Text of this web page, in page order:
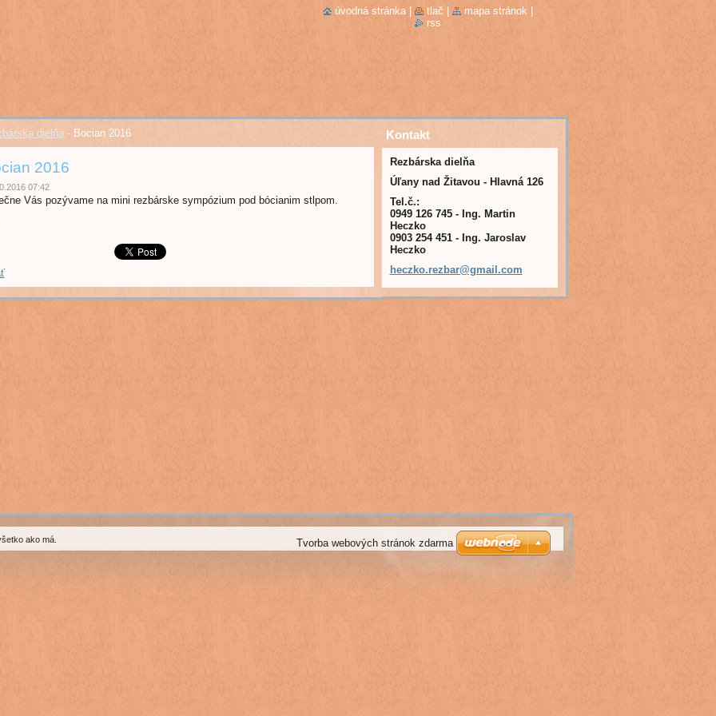
dielňa - Bocian 2016
2016
07:42
Vás pozývame na mini rezbárske sympózium pod bócianim stlpom.
Kontakt
Rezbárska dielňa
Úľany nad Žitavou - Hlavná 126
Tel.č.:
0949 126 745 - Ing. Martin
Heczko
0903 254 451 - Ing. Jaroslav
Heczko
heczko.rezbar@gmail.com
úvodná stránka tlač mapa stránok
rss
ako má. Tvorba webových stránok zdarma